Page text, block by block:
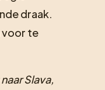
draak.
voor te
Slava,